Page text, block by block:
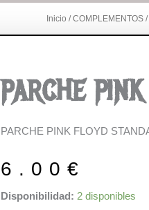
Inicio /COMPLEMENTOS /
PARCHE PINK
PARCHE PINK FLOYD
6.00 €
Disponibilidad: 2 disponibles
PARCHE